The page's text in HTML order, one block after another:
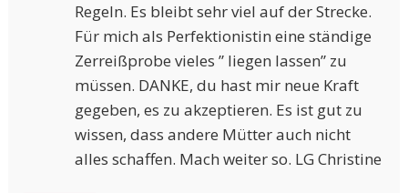
Regeln. Es bleibt sehr viel auf der Strecke.
Für mich als Perfektionistin eine ständige
Zerreißprobe vieles ” liegen lassen” zu
müssen. DANKE, du hast mir neue Kraft
gegeben, es zu akzeptieren. Es ist gut zu
wissen, dass andere Mütter auch nicht
alles schaffen. Mach weiter so. LG Christine